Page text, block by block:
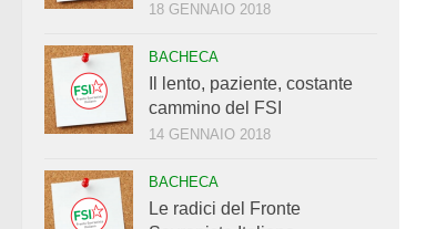
18 GENNAIO 2018
BACHECA
Il lento, paziente, costante
cammino del FSI
14 GENNAIO 2018
BACHECA
Le radici del Fronte